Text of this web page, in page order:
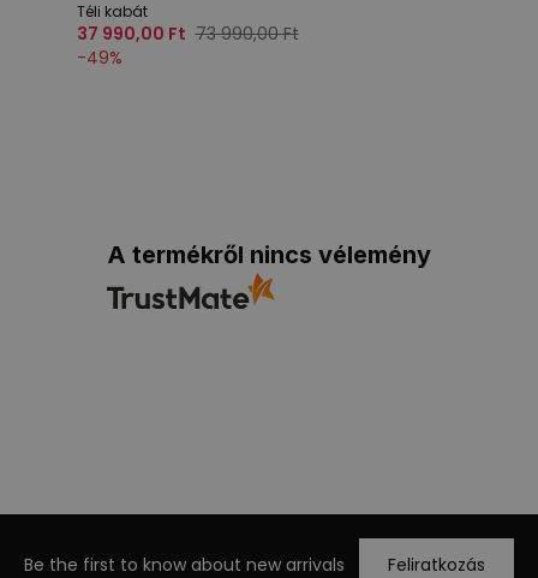
Téli kabát
37 990,00 Ft 73 990,00 Ft
-49%
A termékről nincs vélemény
Be the first to know about new arrivals Feliratkozás